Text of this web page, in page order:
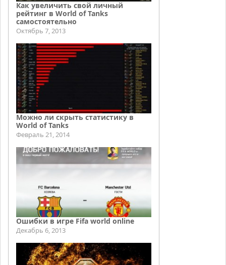
Как увеличить свой личный
рейтинг в World of Tanks
самостоятельно
Октябрь 7, 2013
Можно ли скрыть статистику в
World of Tanks
Февраль 21, 2014
Ошибки в игре Fifa world online
Декабрь 6, 2013